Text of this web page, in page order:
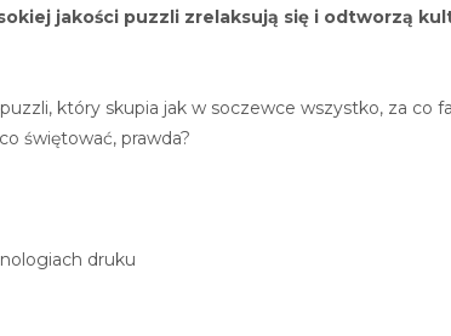
jakości puzzli zrelaksują się i odtworzą
który skupia jak w soczewce wszystko, za co
świętować, prawda?
druku